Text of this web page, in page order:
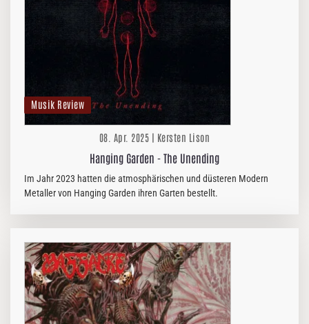
Musik Review
08. Apr. 2025 | Kersten Lison
Hanging Garden - The Unending
Im Jahr 2023 hatten die atmosphärischen und düsteren Modern
Metaller von Hanging Garden ihren Garten bestellt.